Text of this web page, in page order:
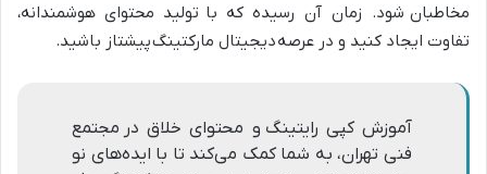
مخاطبان شود. زمان آن رسیده که با تولید محتوای هوشمندانه،
تفاوت ایجاد کنید و در عرصهدیجیتال مارکتینگپیشتاز باشید.
آموزش کپی رایتینگ و محتوای خلاق در مجتمع
فنی تهران، به شما کمک می‌کند تا با ایده‌های نو